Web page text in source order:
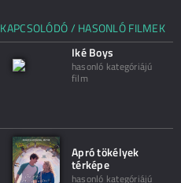
KAPCSOLÓDÓ / HASONLÓ FILMEK
Iké Boys
hasonló kategóriájú
film
Apró tökélyek
térképe
hasonló kategóriájú